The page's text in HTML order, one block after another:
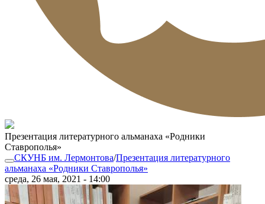
Презентация литературного альманаха «Родники
Ставрополья»
СКУНБ им. Лермонтова/Презентация литературного
альманаха «Родники Ставрополья»
среда, 26 мая, 2021 - 14:00